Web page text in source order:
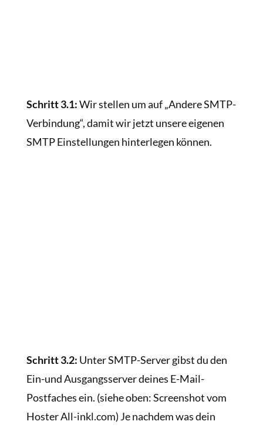
Schritt 3.1:Wir stellen um auf „Andere SMTP-
Verbindung“, damit wir jetzt unsere eigenen
SMTP Einstellungen hinterlegen können.
Schritt 3.2: Unter SMTP-Server gibst du den
Ein-und Ausgangsserver deines E-Mail-
Postfaches ein. (siehe oben: Screenshot vom
Hoster All-inkl.com) Je nachdem was dein